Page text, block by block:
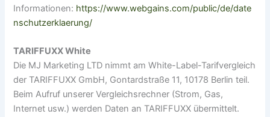
Informationen: https://www.webgains.com/public/de/date
nschutzerklaerung/
TARIFFUXX White
Die MJ Marketing LTD nimmt am White-Label-Tarifvergleich
der TARIFFUXX GmbH, Gontardstraße 11, 10178 Berlin teil.
Beim Aufruf unserer Vergleichsrechner (Strom, Gas,
Internet usw.) werden Daten an TARIFFUXX übermittelt.